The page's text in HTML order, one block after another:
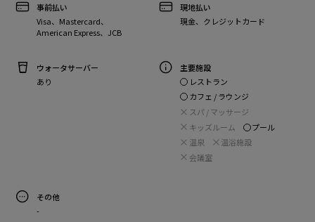
事前払い
Visa、Mastercard、
American Express、JCB
現地払い
現金、クレジットカード
ウォータサーバー
あり
主要施設
レストラン
カフェ / ラウンジ
スパ / マッサージ
キッズルーム
プール
温泉
温浴施設
会議室
その他
-